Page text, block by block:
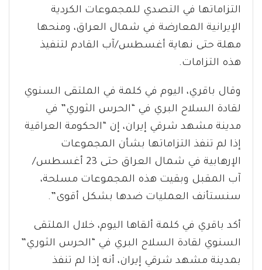
التزاماتها في التصدي للمجموعات الكردية
الإيرانية المعارضة في شمال العراق، ومنحها
مهلة حتى نهاية أغسطس/آب القادم لتنفيذ
هذه التزامات.
وقال باقري، اليوم في كلمة في الملتقى السنوي
لقادة السلاح البري في “الحرس الثوري” في
مدينة مشهد شرقي إيران، إن “الحكومة العراقية
إذا لم تنفذ التزاماتها بشأن المجموعات
الإرهابية في شمال العراق حتى 23 أغسطس/
آب المقبل وبقيت هذه المجموعات مسلحة،
سنستأنف العمليات ضدها بشكل أقوى”.
أكد باقري في كلمة ألقاها اليوم، خلال الملتقى
السنوي لقادة السلاح البري في “الحرس الثوري”
بمدينة مشهد شرقي إيران، أنه إذا لم تنفذ